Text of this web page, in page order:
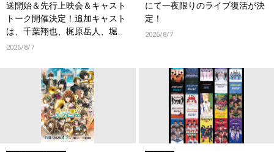
送開始＆先行上映会＆キャスト
トーク開催決定！追加キャスト
は、千葉翔也、梶原岳人、堀江
瞬、綿貫竜之介！PV第1弾公
2026/8/7
にて一夜限りのライブ復活が決
定！
2026/8/7